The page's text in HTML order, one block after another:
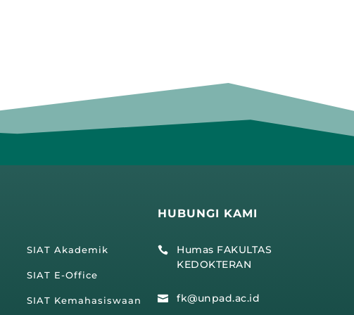
SIAT Akademik
SIAT E-Office
SIAT Kemahasiswaan
HUBUNGI KAMI

Humas FAKULTAS
KEDOKTERAN
 fk@unpad.ac.id